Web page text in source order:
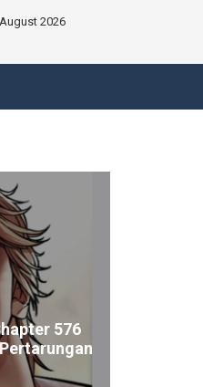
2026
576